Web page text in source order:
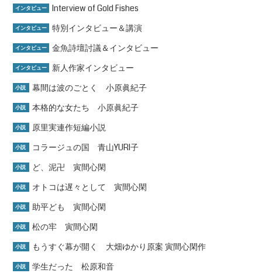
インタビュー Interview of Gold Fishes
インタビュー 特別インタビュー＆講演
インタビュー 金魚詩壇討議＆インタビュー
インタビュー 新人作家インタビュー
小説 幕間は波のごとく 小原眞紀子
小説 本格的な女たち 小原眞紀子
小説 原里実連作短編小説
小説 コラージュの国 青山YURI子
小説 ど、泥卍 寅間心閑
小説 オトコは遅々として 寅間心閑
小説 助平ども 寅間心閑
小説 松の牢 寅間心閑
小説 もうすぐ幕が開く 大畑ゆかり原案 寅間心閑作
小説 学生だった 松原和音